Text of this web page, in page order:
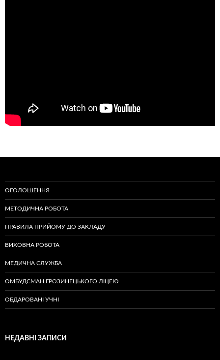
ОГОЛОШЕННЯ
МЕТОДИЧНА РОБОТА
ПРАВИЛА ПРИЙОМУ ДО ЗАКЛАДУ
ВИХОВНА РОБОТА
МЕДИЧНА СЛУЖБА
ОМБУДСМАН ГРОЗИНЕЦЬКОГО ЛІЦЕЮ
ОБДАРОВАНІ УЧНІ
НЕДАВНІ ЗАПИСИ